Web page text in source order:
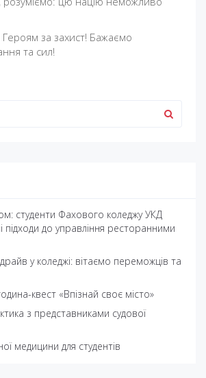
за захист! Бажаємо
та сил!
студенти Фахового коледжу УКД
підходи до управління ресторанними
у коледжі: вітаємо переможців та
квест «Впізнай своє місто»
з представниками судової
медицини для студентів